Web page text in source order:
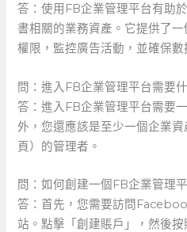
答：使用FB企業管理平台有助
書相關的業務資產。它提供了
權限，監控廣告活動，並確保數
問：進入FB企業管理平台需要
答：進入FB企業管理平台需要
外，您還應該是至少一個企業
頁）的管理者。
問：如何創建一個FB企業管理
答：首先，您需要訪問
站。點擊「創建賬戶」，然後